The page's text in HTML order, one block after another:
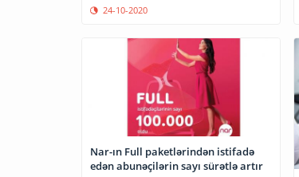
24-10-2020
Nar-ın Full paketlərindən istifadə
edən abunəçilərin sayı sürətlə artır